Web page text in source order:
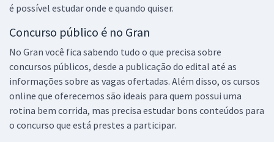
é possível estudar onde e quando quiser.
Concurso público é no Gran
No Gran você fica sabendo tudo o que precisa sobre
concursos públicos, desde a publicação do edital até as
informações sobre as vagas ofertadas. Além disso, os cursos
online que oferecemos são ideais para quem possui uma
rotina bem corrida, mas precisa estudar bons conteúdos para
o concurso que está prestes a participar.